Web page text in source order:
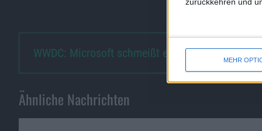
MEHR
WWDC: Microsoft schmeißt eine…
Ähnliche Nachrichten